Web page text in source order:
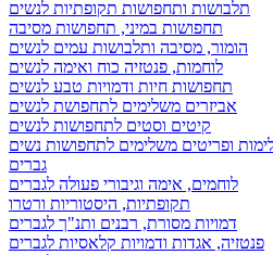
תלבושות ותחפושות תקופתיות לנשים
תחפושות במיני, תחפושות מסיבה
הומור, מסיבה ותלבושות עמים לנשים
לוחמות, פנטזיה כוח ואימה לנשים
תחפושות חיות ודמויות טבע לנשים
אביזרים משלימים לתחפושת לנשים
קיטים וסטים לתחפושות לנשים
ופריטים משלימים לתחפושות נשים
גברים
לוחמים, אימה וגיבורי פעולה לגברים
תקופתיות, היסטוריות ורטרו
דמויות מסורת, רבנים ותנ"ך לגברים
פנטזיה, אגדות ודמויות קלאסיות לגברים